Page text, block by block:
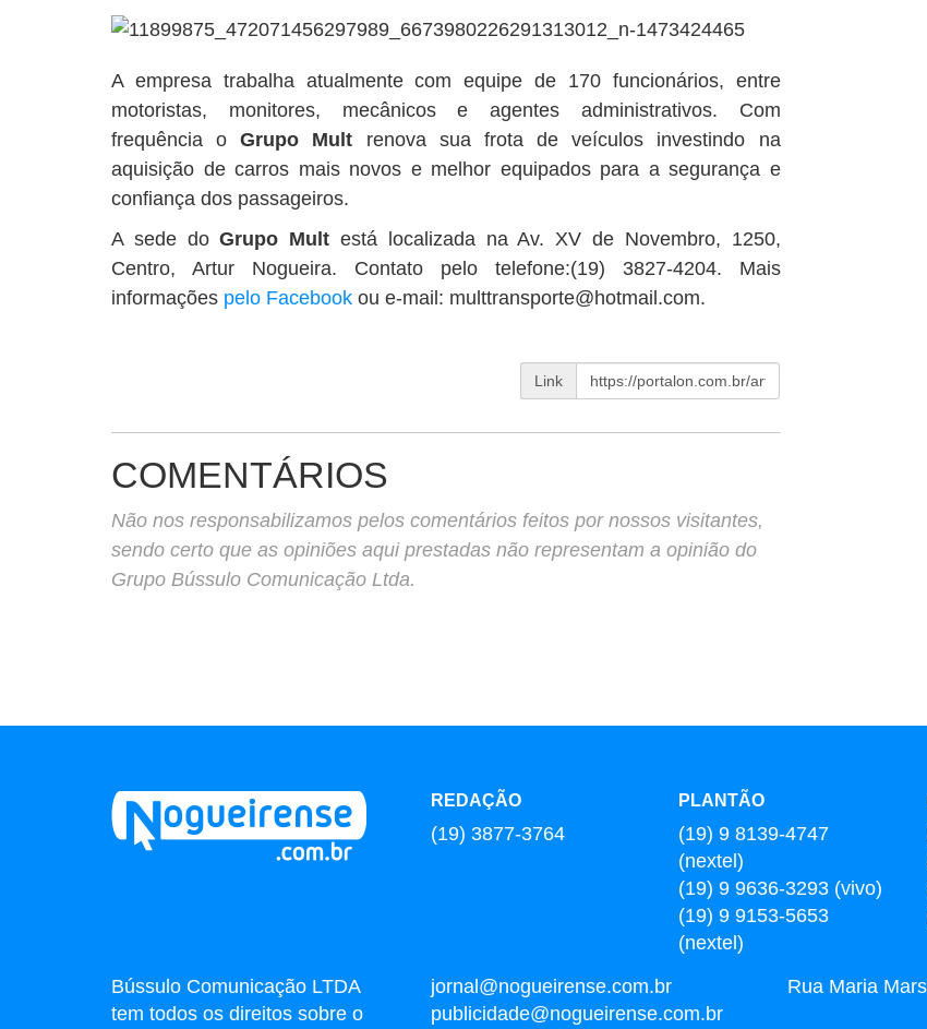
A empresa trabalha atualmente com equipe de 170 funcionários, entre
motoristas, monitores, mecânicos e agentes administrativos. Com
frequência oGrupo Mult renova sua frota de veículos investindo na
aquisição de carros mais novos e melhor equipados para a segurança e
confiança dos passageiros.
A sede doGrupo Mult está localizada na Av. XV de Novembro, 1250,
Centro, Artur Nogueira. Contato pelo telefone:(19) 3827-4204. Mais
informações pelo Facebook ou e-mail: multtransporte@hotmail.com.
Link
COMENTÁRIOS
Não nos responsabilizamos pelos comentários feitos por nossos visitantes,
sendo certo que as opiniões aqui prestadas não representam a opinião do
Grupo Bússulo Comunicação Ltda.
REDAÇÃO
(19) 3877-3764
PLANTÃO
(19) 9 8139-4747
(nextel)
(19) 9 9636-3293 (vivo)
(19) 9 9153-5653
(nextel)
Bússulo Comunicação LTDA
tem todos os direitos sobre o
jornal@nogueirense.com.br
publicidade@nogueirense.com.br
Rua Maria